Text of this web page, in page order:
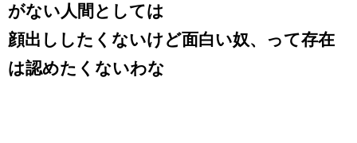
がない人間としては
顔出ししたくないけど面白い奴、って存在
は認めたくないわな